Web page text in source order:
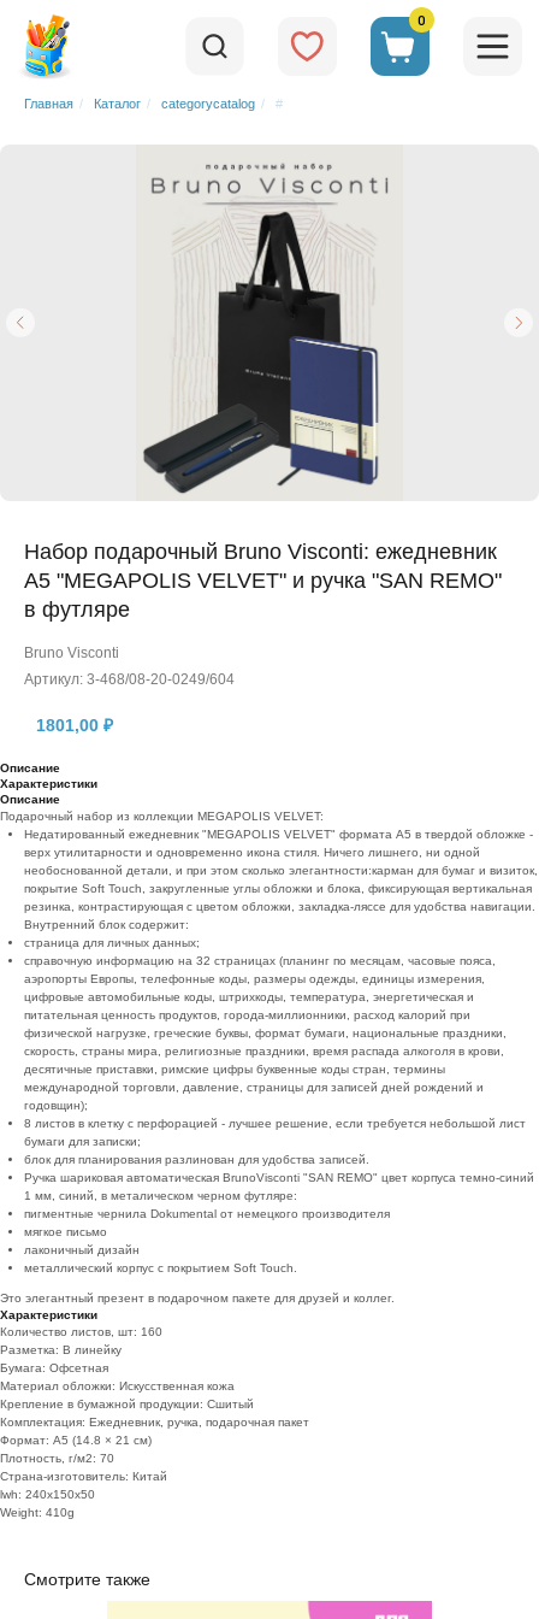
Главная / Каталог / categorycatalog / #
Набор подарочный Bruno Visconti: ежедневник
А5 "MEGAPOLIS VELVET" и ручка "SAN REMO"
в футляре
Bruno Visconti
Артикул: 3-468/08-20-0249/604
1801,00 ₽
Описание
Характеристики
Описание
Подарочный набор из коллекции MEGAPOLIS VELVET:
Недатированный ежедневник "MEGAPOLIS VELVET" формата А5 в твердой обложке -
верх утилитарности и одновременно икона стиля. Ничего лишнего, ни одной
необоснованной детали, и при этом сколько элегантности:карман для бумаг и визиток,
покрытие Soft Touch, закругленные углы обложки и блока, фиксирующая вертикальная
резинка, контрастирующая с цветом обложки, закладка-ляссе для удобства навигации.
Внутренний блок содержит:
страница для личных данных;
справочную информацию на 32 страницах (планинг по месяцам, часовые пояса,
аэропорты Европы, телефонные коды, размеры одежды, единицы измерения,
цифровые автомобильные коды, штрихкоды, температура, энергетическая и
питательная ценность продуктов, города-миллионники, расход калорий при
физической нагрузке, греческие буквы, формат бумаги, национальные праздники,
скорость, страны мира, религиозные праздники, время распада алкоголя в крови,
десятичные приставки, римские цифры буквенные коды стран, термины
международной торговли, давление, страницы для записей дней рождений и
годовщин);
8 листов в клетку с перфорацией - лучшее решение, если требуется небольшой лист
бумаги для записки;
блок для планирования разлинован для удобства записей.
Ручка шариковая автоматическая BrunoVisconti "SAN REMO" цвет корпуса темно-синий
1 мм, синий, в металическом черном футляре:
пигментные чернила Dokumental от немецкого производителя
мягкое письмо
лаконичный дизайн
металлический корпус с покрытием Soft Touch.
Это элегантный презент в подарочном пакете для друзей и коллег.
Характеристики
Количество листов, шт: 160
Разметка: В линейку
Бумага: Офсетная
Материал обложки: Искусственная кожа
Крепление в бумажной продукции: Сшитый
Комплектация: Ежедневник, ручка, подарочная пакет
Формат: A5 (14.8 × 21 см)
Плотность, г/м2: 70
Страна-изготовитель: Китай
lwh: 240x150x50
Weight: 410g
Смотрите также